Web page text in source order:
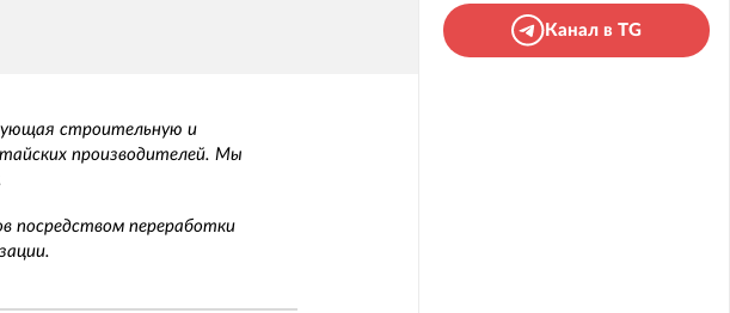
строительную и
производителей. Мы
посредством переработки
Канал в TG